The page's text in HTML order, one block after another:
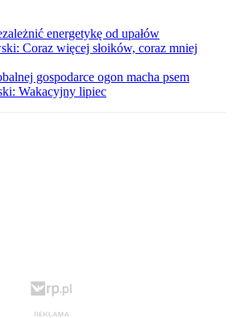
energetykę od upałów
Coraz więcej słoików, coraz mniej
gospodarce ogon macha psem
Wakacyjny lipiec